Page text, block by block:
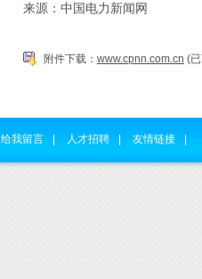
来源：中国电力新闻网
附件下载： www.cpnn.com.cn (
给我留言 人才招聘 友情链接